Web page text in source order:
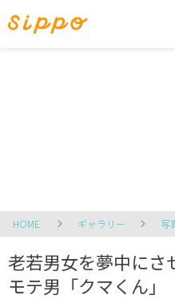
HOME ギャラリー 写
老若男女を夢中にさ
モテ男「クマくん」